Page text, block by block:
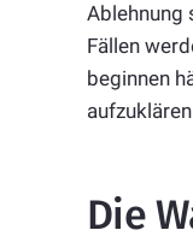
Ablehnung
Fällen
beginnen
Die